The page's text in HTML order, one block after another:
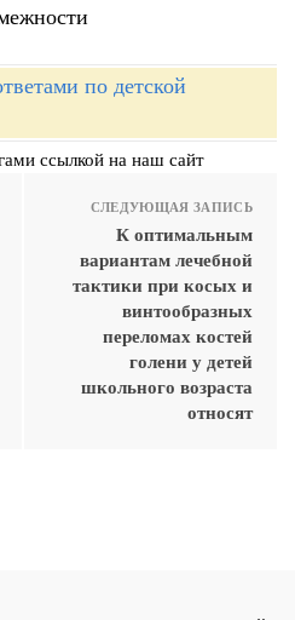
по детской
ссылкой на наш сайт
СЛЕДУЮЩАЯ ЗАПИСЬ
К оптимальным
вариантам лечебной
тактики при косых и
винтообразных
переломах костей
голени у детей
школьного возраста
относят